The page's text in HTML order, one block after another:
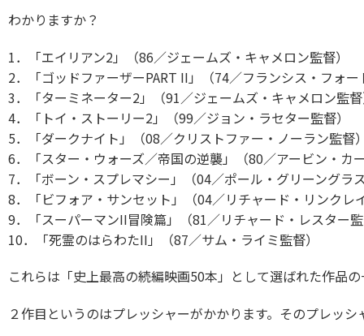
わかりますか？
1．「エイリアン2」（86／ジェームズ・キャメロン監督）
2．「ゴッドファーザーPART II」（74／フランシス・フォ
3．「ターミネーター2」（91／ジェームズ・キャメロン監
4．「トイ・ストーリー2」（99／ジョン・ラセター監督）
5．「ダークナイト」（08／クリストファー・ノーラン監督
6．「スター・ウォーズ／帝国の逆襲」（80／アービン・カ
7．「ボーン・スプレマシー」（04／ポール・グリーングラ
8．「ビフォア・サンセット」（04／リチャード・リンクレ
9．「スーパーマンII冒険篇」（81／リチャード・レスター
10．「死霊のはらわたII」（87／サム・ライミ監督）
これらは「史上最高の続編映画50本」として選ばれた作品
２作目というのはプレッシャーがかかります。そのプレッ